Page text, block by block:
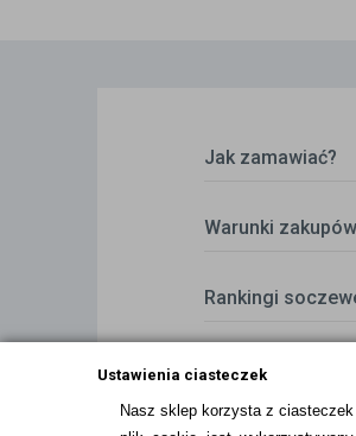
Ustawienia ciasteczek
Nasz sklep korzysta z
Jak zamawiać?
Warunki zakupów
Rankingi
Zwrot